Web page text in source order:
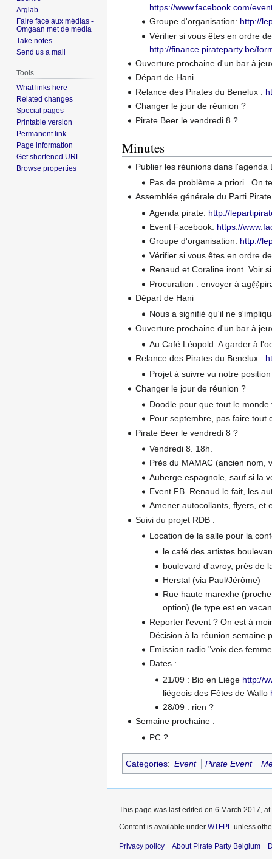
https://www.facebook.com/
Groupe d'organisation: http://
Vérifier si vous êtes en ordre
http://finance.pirateparty.be/
Ouverture prochaine d'un bar à
Départ de Hani
Relance des Pirates du Benelux :
Changer le jour de réunion ?
Pirate Beer le vendredi 8 ?
Minutes
Publier les réunions dans
Pas de problème a priori.. On
Assemblée générale du Parti
Agenda pirate: http://
Event Facebook: https://
Groupe d'organisation: http://
Vérifier si vous êtes en ordre
Renaud et Coraline iront. Voir
Procuration : envoyer à
Départ de Hani
Nous a signifié qu'il ne
Ouverture prochaine d'un bar à
Au Café Léopold. A garder à
Relance des Pirates du Benelux :
Projet à suivre vu notre
Changer le jour de réunion ?
Doodle pour que tout le monde
Pour septembre, pas faire tout
Pirate Beer le vendredi 8 ?
Vendredi 8. 18h.
Près du MAMAC (ancien nom,
Auberge espagnole, sauf si la
Event FB. Renaud le fait, les
Amener autocollants, flyers, et
Suivi du projet RDB :
Location de la salle pour la
le café des artistes
boulevard d'avroy, près de
Herstal (via Paul/Jérôme)
Rue haute marexhe
option) (le type est en
Reporter l'event ? On est à
Décision à la réunion semaine
Emission radio "voix des
Dates :
21/09 : Bio en Liège http://
liégeois des Fêtes de Wallo
28/09 : rien ?
Semaine prochaine :
PC ?
Categories: Event Pirate Event
Arglab
Faire face aux médias -
Omgaan met de media
Take notes
Send us a mail
Tools
What links here
Related changes
Special pages
Printable version
Permanent link
Page information
Get shortened URL
Browse properties
This page was last edited on 6 March 2017, at
Content is available under WTFPL unless
Privacy policy About Pirate Party Belgium